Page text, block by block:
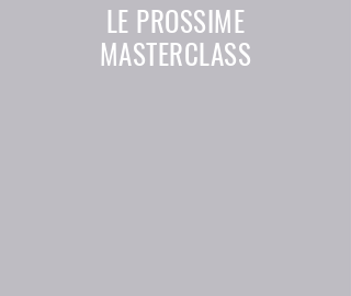
LE PROSSIME
MASTERCLASS